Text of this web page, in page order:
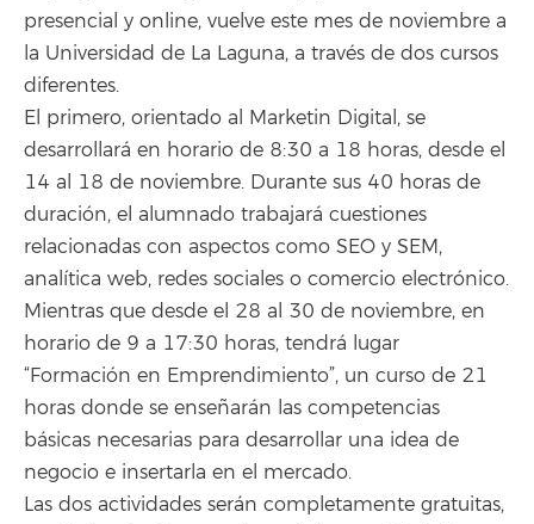
presencial y online, vuelve este mes de noviembre a
la Universidad de La Laguna, a través de dos cursos
diferentes.
El primero, orientado al Marketin Digital, se
desarrollará en horario de 8:30 a 18 horas, desde el
14 al 18 de noviembre. Durante sus 40 horas de
duración, el alumnado trabajará cuestiones
relacionadas con aspectos como SEO y SEM,
analítica web, redes sociales o comercio electrónico.
Mientras que desde el 28 al 30 de noviembre, en
horario de 9 a 17:30 horas, tendrá lugar
“Formación en Emprendimiento”, un curso de 21
horas donde se enseñarán las competencias
básicas necesarias para desarrollar una idea de
negocio e insertarla en el mercado.
Las dos actividades serán completamente gratuitas,